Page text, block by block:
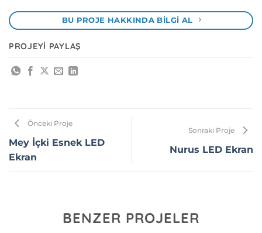
BU PROJE HAKKINDA BILGI AL
PROJEYI PAYLAŞ
Önceki Proje
Mey İçki Esnek LED
Ekran
Sonraki Proje
Nurus LED Ekran
BENZER PROJELER